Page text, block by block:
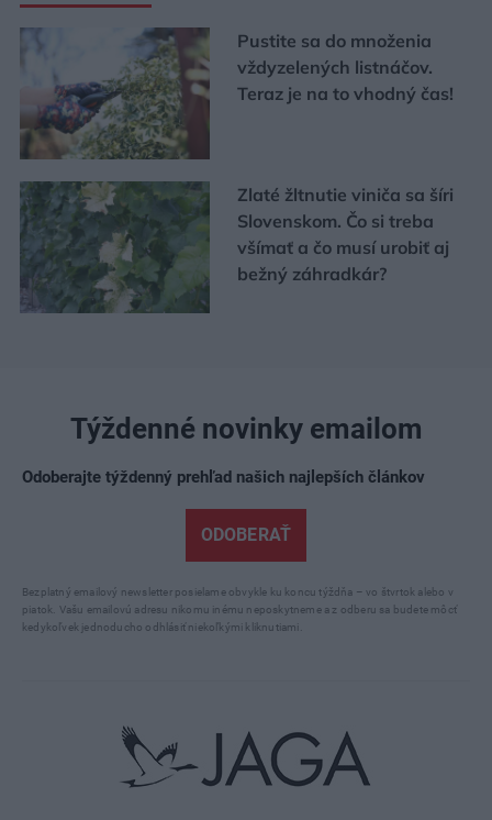
Pustite sa do množenia
vždyzelených listnáčov.
Teraz je na to vhodný čas!
Zlaté žltnutie viniča sa šíri
Slovenskom. Čo si treba
všímať a čo musí urobiť aj
bežný záhradkár?
Týždenné novinky emailom
Odoberajte týždenný prehľad našich najlepších článkov
ODOBERAŤ
Bezplatný emailový newsletter posielame obvykle ku koncu týždňa – vo štvrtok alebo v
piatok. Vašu emailovú adresu nikomu inému neposkytneme a z odberu sa budete môcť
kedykoľvek jednoducho odhlásiť niekoľkými kliknutiami.